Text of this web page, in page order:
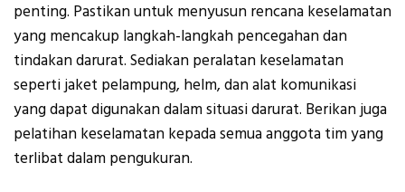
penting. Pastikan untuk menyusun rencana keselamatan
yang mencakup langkah-langkah pencegahan dan
tindakan darurat. Sediakan peralatan keselamatan
seperti jaket pelampung, helm, dan alat komunikasi
yang dapat digunakan dalam situasi darurat. Berikan juga
pelatihan keselamatan kepada semua anggota tim yang
terlibat dalam pengukuran.